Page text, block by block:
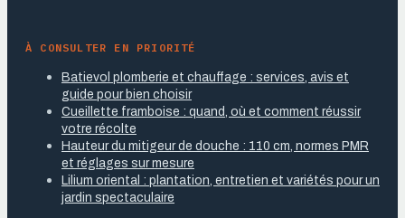
À CONSULTER EN PRIORITÉ
Batievol plomberie et chauffage : services, avis et
guide pour bien choisir
Cueillette framboise : quand, où et comment réussir
votre récolte
Hauteur du mitigeur de douche : 110 cm, normes PMR
et réglages sur mesure
Lilium oriental : plantation, entretien et variétés pour un
jardin spectaculaire